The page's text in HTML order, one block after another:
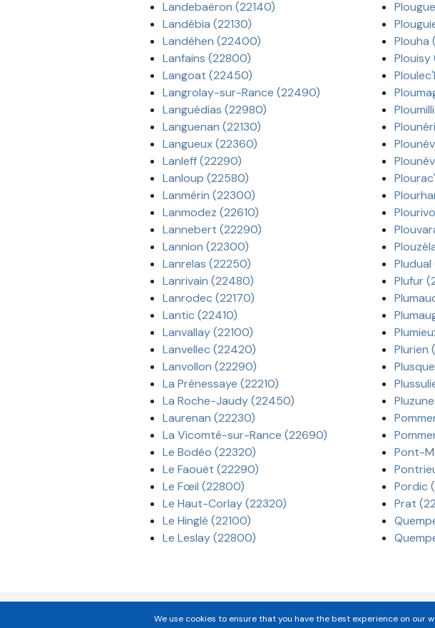
Landebaëron (22140)
Landébia (22130)
Landéhen (22400)
Lanfains (22800)
Langoat (22450)
Langrolay-sur-Rance (22490)
Languédias (22980)
Languenan (22130)
Langueux (22360)
Lanleff (22290)
Lanloup (22580)
Lanmérin (22300)
Lanmodez (22610)
Lannebert (22290)
Lannion (22300)
Lanrelas (22250)
Lanrivain (22480)
Lanrodec (22170)
Lantic (22410)
Lanvallay (22100)
Lanvellec (22420)
Lanvollon (22290)
La Prénessaye (22210)
La Roche-Jaudy (22450)
Laurenan (22230)
La Vicomté-sur-Rance (22690)
Le Bodéo (22320)
Le Faouët (22290)
Le Fœil (22800)
Le Haut-Corlay (22320)
Le Hinglé (22100)
Le Leslay (22800)
Plouha
Plufur
Plurien
Pont-
Pordic
Prat
We use cookies to ensure that you have the best experience on our